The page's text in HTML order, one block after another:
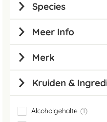
Species
Meer Info
Merk
Kruiden &
Alcoholgehalte 1
item